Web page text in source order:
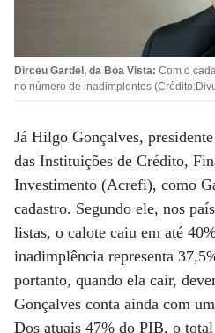
Dirceu Gardel, da Boa Vista: Com o
no número de inadimplentes
Já Hilgo Gonçalves,
das Instituições de Crédito,
Investimento (Acrefi), como
cadastro. Segundo ele, nos
listas, o calote caiu em até
inadimplência representa
portanto, quando ela cair,
Gonçalves conta ainda com
Dos atuais 47% do PIB, o